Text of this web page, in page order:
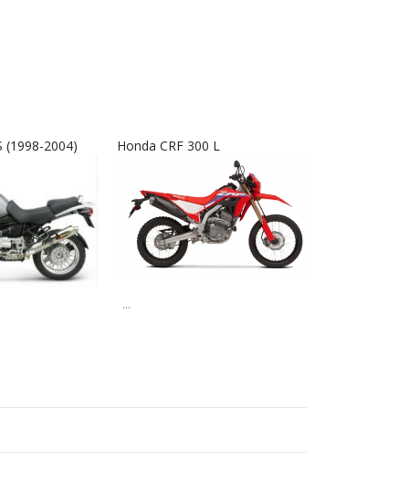
(1998-2004) Honda CRF 300 L
...